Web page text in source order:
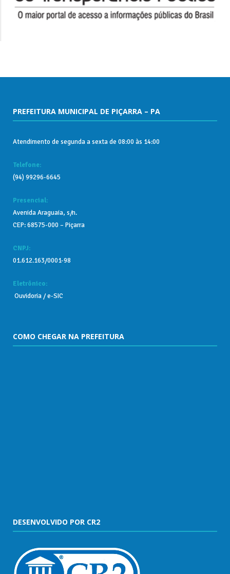
PREFEITURA MUNICIPAL DE PIÇARRA – PA
Atendimento de segunda a sexta de 08:00 às 14:00
Telefone:
(94) 99296-6645
Presencial:
Avenida Araguaia, s/n.
CEP: 68575-000 – Piçarra
CNPJ:
01.612.163/0001-98
Eletrônico:
Ouvidoria /e-SIC
COMO CHEGAR NA PREFEITURA
DESENVOLVIDO POR CR2